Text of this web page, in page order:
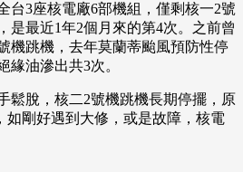
台3座核電廠6部機組，僅剩核一2號
是最近1年2個月來的第4次。之前曾
機跳機，去年莫蘭蒂颱風預防性停
緣油滲出共3次。
鬆脫，核二2號機跳機長期停擺，原
如剛好遇到大修，或是故障，核電